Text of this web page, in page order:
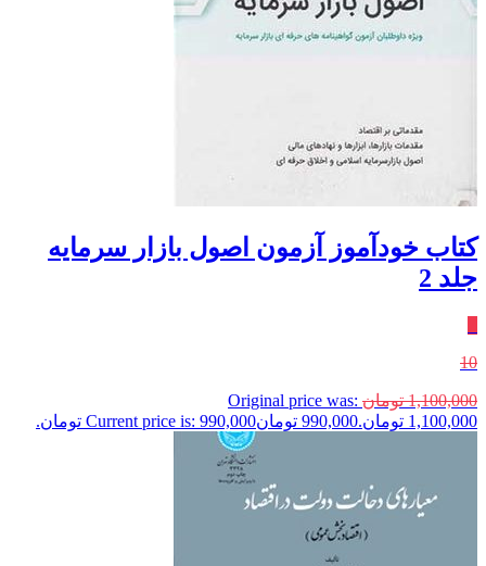
کتاب خودآموز آزمون اصول بازار سرمایه
جلد 2
10
1,100,000 تومان Original price was:
1,100,000 تومان.
990,000 تومانCurrent price is: 990,000 تومان.